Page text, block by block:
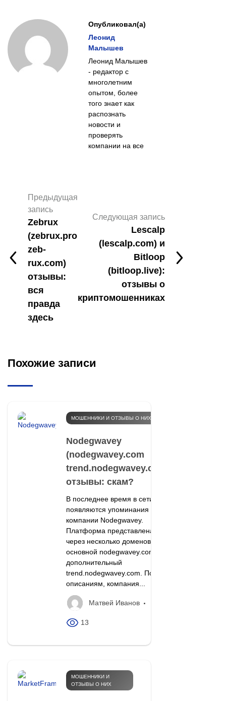
Опубликовал(а)
Леонид
Малышев
Леонид Малышев
- редактор с
многолетним
опытом, более
того знает как
распознать
новости и
проверять
компании на все
Предыдущая
запись
Zebrux
(zebrux.pro
zeb-
rux.com)
отзывы:
вся
правда
здесь
Следующая запись
Lescalp
(lescalp.com) и
Bitloop
(bitloop.live):
отзывы о
криптомошенниках
Похожие записи
МОШЕННИКИ И ОТЗЫВЫ О НИХ
Nodegwavey
(nodegwavey.com
trend.nodegwavey.com)
отзывы: скам?
В последнее время в сети
появляются упоминания о
компании Nodegwavey.
Платформа представлена
через несколько доменов:
основной nodegwavey.com и
дополнительный
trend.nodegwavey.com. По
описаниям, компания...
Матвей Иванов
13
МОШЕННИКИ И
ОТЗЫВЫ О НИХ